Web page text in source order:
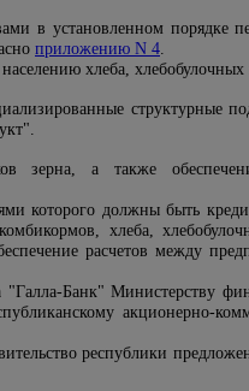
в установленном порядке
приложению N 4.
хлеба, хлебобулочных
структурные
зерна, а также
которого должны быть
хлеба,
расчетов между
"Галла-Банк" Министерству
акционерно-
республики